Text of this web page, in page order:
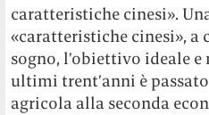
caratteristiche cinesi».
«caratteristiche cinesi», a
sogno, l’obiettivo ideale
ultimi trent’anni è
agricola alla seconda